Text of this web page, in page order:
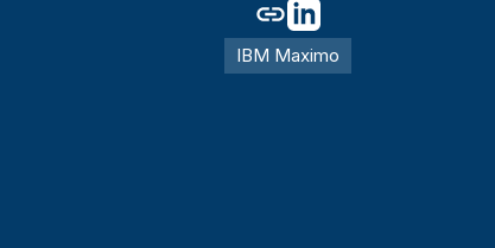
IBM Maximo